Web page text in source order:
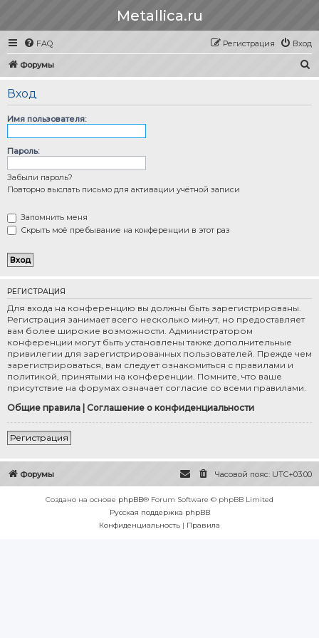
Metallica.ru
FAQ Вход
Регистрация
Форумы
Вход
Имя пользователя:
Пароль:
Забыли пароль?
Повторно выслать письмо для активации учётной записи
Запомнить меня
Скрыть моё пребывание на конференции в этот раз
РЕГИСТРАЦИЯ
Для входа на конференцию вы должны быть зарегистрированы.
Регистрация занимает всего несколько минут, но предоставляет
вам более широкие возможности. Администратором
конференции могут быть установлены также дополнительные
привилегии для зарегистрированных пользователей. Прежде чем
зарегистрироваться, вам следует ознакомиться с правилами и
политикой, принятыми на конференции. Помните, что ваше
присутствие на форумах означает согласие со всеми правилами.
Общие правила Соглашение о конфиденциальности
Регистрация
Форумы Часовой пояс: UTC+03:00
Создано на основе phpBB® Forum Software © phpBB Limited
Русская поддержка phpBB
Конфиденциальность | Правила